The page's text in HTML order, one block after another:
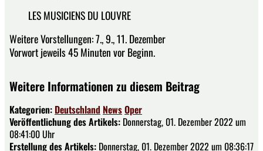
LES MUSICIENS DU LOUVRE
Weitere Vorstellungen: 7., 9., 11. Dezember
Vorwort jeweils 45 Minuten vor Beginn.
Weitere Informationen zu diesem Beitrag
Kategorien: Deutschland NewsOper
Veröffentlichung des Artikels: Donnerstag, 01. Dezember 2022 um
08:41:00 Uhr
Erstellung des Artikels: Donnerstag, 01. Dezember 2022 um 08:36:17